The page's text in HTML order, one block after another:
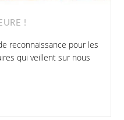
!
reconnaissance pour les
qui veillent sur nous